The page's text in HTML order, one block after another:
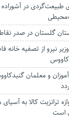
طبیعت‌گردی در آشوراده
گلستان در صدر
نیرو از تصفیه خانه
و معلمان
ترانزیت کالا به
است